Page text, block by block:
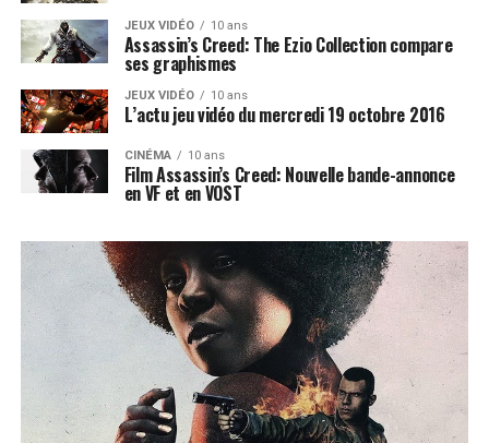
JEUX VIDÉO 10 ans
Assassin’s Creed: The Ezio Collection compare
ses graphismes
JEUX VIDÉO 10 ans
L’actu jeu vidéo du mercredi 19 octobre 2016
CINÉMA 10 ans
Film Assassin’s Creed: Nouvelle bande-annonce
en VF et en VOST